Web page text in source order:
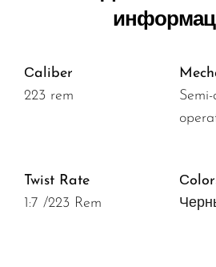
Сaliber
223 rem
Twist Rate
1:7 /223 Rem